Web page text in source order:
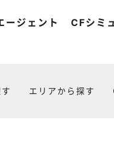
ージェント CFシミ
エリアから探す